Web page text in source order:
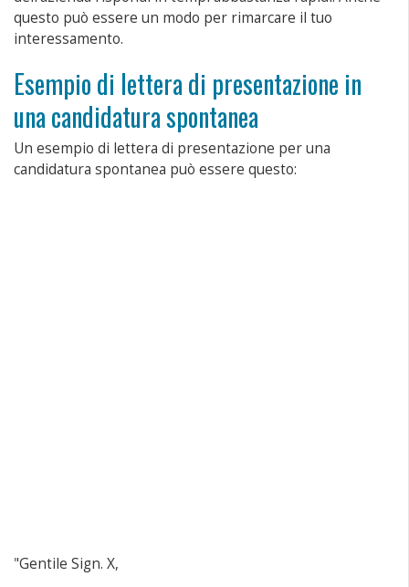
questo può essere un modo per rimarcare il tuo
interessamento.
Esempio di lettera di presentazione in
una candidatura spontanea
Un esempio di lettera di presentazione per una
candidatura spontanea può essere questo:
"Gentile Sign. X,